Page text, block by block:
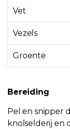
Vet
Vezels
Groente
Bereiding
Pel en snipper
knolselderij en